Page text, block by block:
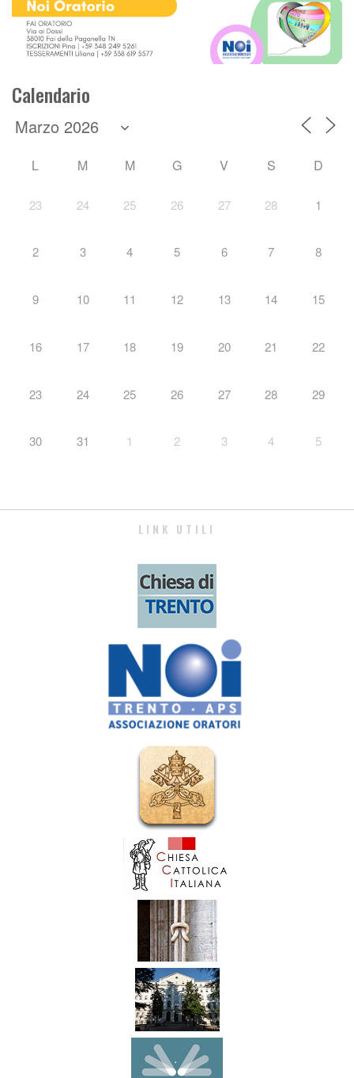
Calendario
L M M G V S D
23 24 25 26 27 28 1
2 3 4 5 6 7 8
9 10 11 12 13 14 15
16 17 18 19 20 21 22
23 24 25 26 27 28 29
30 31 1 2 3 4 5
LINK UTILI